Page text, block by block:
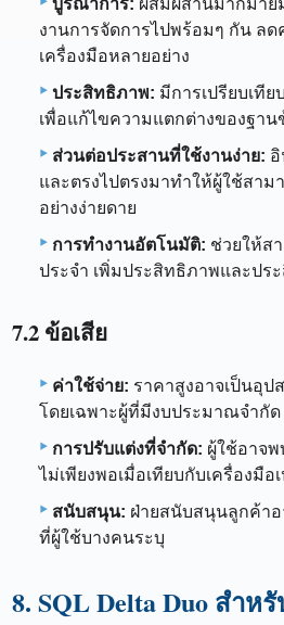
งานการจัดการไปพร้อมๆ กัน ลด
เครื่องมือหลายอย่าง
ประสิทธิภาพ: มีการเปรียบเที
เพื่อแก้ไขความแตกต่างของฐา
ส่วนต่อประสานที่ใช้งานง่าย: อิ
และตรงไปตรงมาทำให้ผู้ใช้สาม
อย่างง่ายดาย
การทำงานอัตโนมัติ: ช่วยให้ส
ประจำ เพิ่มประสิทธิภาพและปร
7.2 ข้อเสีย
ค่าใช้จ่าย: ราคาสูงอาจเป็นอุป
โดยเฉพาะผู้ที่มีงบประมาณจำกัด
การปรับแต่งที่จำกัด: ผู้ใช้อาจพ
ไม่เพียงพอเมื่อเทียบกับเครื่องมือ
สนับสนุน: ฝ่ายสนับสนุนลูกค้า
ที่ผู้ใช้บางคนระบุ
8. SQL Delta Duo สำห